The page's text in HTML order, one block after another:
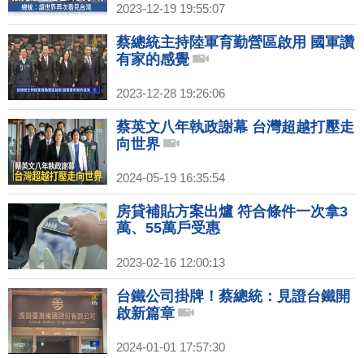
2023-12-19 19:55:07
蔡總統主持陸軍育勤營區啟用 國軍讚
有家的感覺
2023-12-28 19:26:06
蔡英文八年執政謝幕 台灣超越打壓走
向世界
2024-05-19 16:35:54
房貸補貼方案出爐 符合條件一次拿3
萬、55萬戶受惠
2023-02-16 12:00:13
台鐵公司掛牌！蔡總統：見證台鐵開
啟新篇章
2024-01-01 17:57:30